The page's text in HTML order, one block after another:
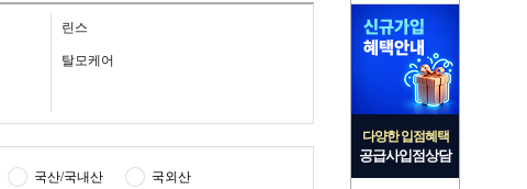
다양한 입점혜택
공급사입점상담
린스
탈모케어
국산/국내산 국외산